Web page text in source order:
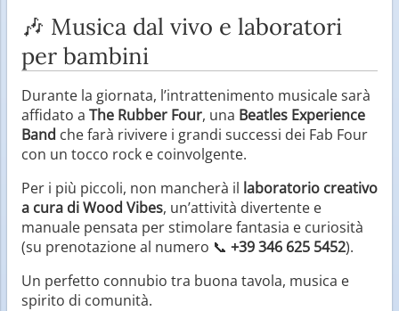
🎶 Musica dal vivo e laboratori
per bambini
Durante la giornata, l’intrattenimento musicale sarà
affidato a The Rubber Four, una Beatles Experience
Band che farà rivivere i grandi successi dei Fab Four
con un tocco rock e coinvolgente.
Per i più piccoli, non mancherà il laboratorio creativo
a cura di Wood Vibes, un’attività divertente e
manuale pensata per stimolare fantasia e curiosità
(su prenotazione al numero 📞 +39 346 625 5452).
Un perfetto connubio tra buona tavola, musica e
spirito di comunità.